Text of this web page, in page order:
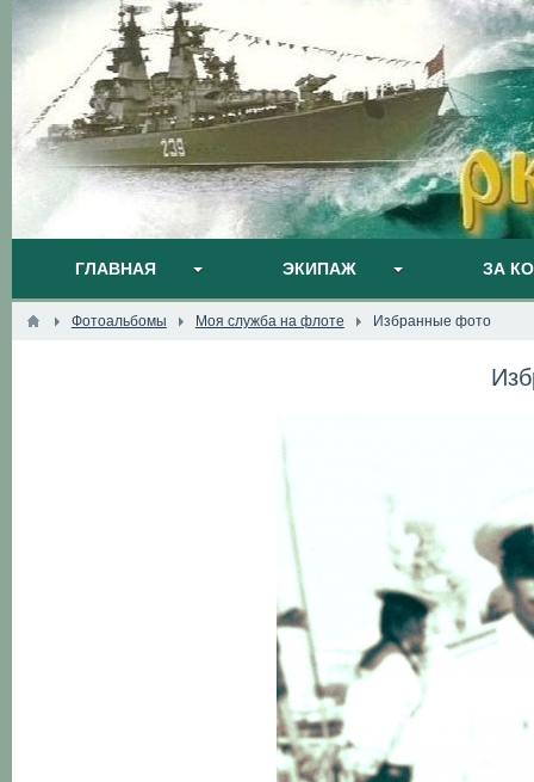
ГЛАВНАЯ ЭКИПАЖ ЗА
Фотоальбомы Моя служба на флоте Избранные фото